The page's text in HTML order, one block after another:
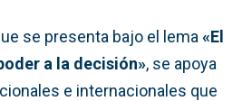
se presenta bajo el lema «El
a la decisión», se apoya
e internacionales que